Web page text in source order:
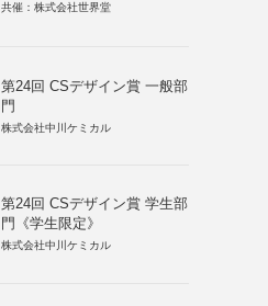
共催：株式会社世界堂
第24回 CSデザイン賞 一般部
門
株式会社中川ケミカル
第24回 CSデザイン賞 学生部
門《学生限定》
株式会社中川ケミカル